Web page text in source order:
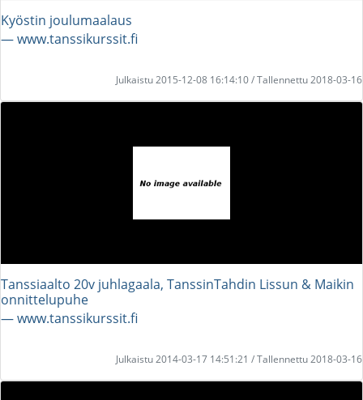
Kyöstin joulumaalaus
― www.tanssikurssit.fi
Julkaistu 2015-12-08 16:14:10 / Tallennettu 2018-03-16
Tanssiaalto 20v juhlagaala, TanssinTahdin Lissun & Maikin
onnittelupuhe
― www.tanssikurssit.fi
Julkaistu 2014-03-17 14:51:21 / Tallennettu 2018-03-16